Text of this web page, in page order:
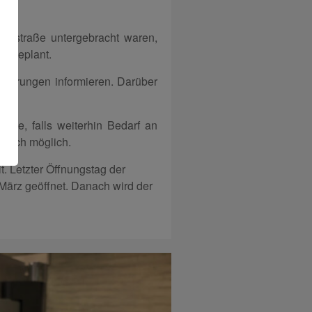
untergebracht waren,
geplant.
informieren. Darüber
falls weiterhin Bedarf an
möglich.
Letzter Öffnungstag der
geöffnet. Danach wird der